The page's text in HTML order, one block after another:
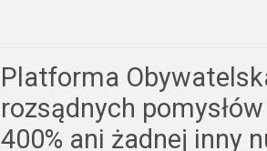
Platforma
rozsądnych
400% ani żadnej inny